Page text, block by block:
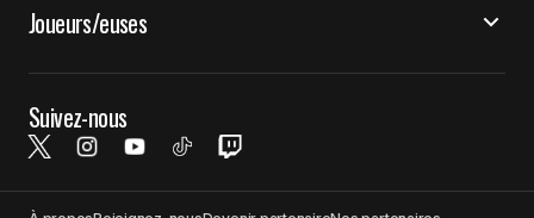
Joueurs/euses
Suivez-nous